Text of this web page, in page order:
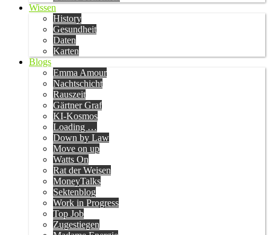
Wissen
History
Gesundheit
Daten
Karten
Blogs
Emma Amour
Nachtschicht
Rauszeit
Gärtner Graf
KI-Kosmos
Loading …
Down by Law
Move on up
Watts On
Rat der Weisen
MoneyTalks
Sektenblog
Work in Progress
Top Job
Zugestiegen